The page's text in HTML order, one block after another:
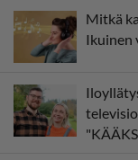
Mitkä
Ikuinen